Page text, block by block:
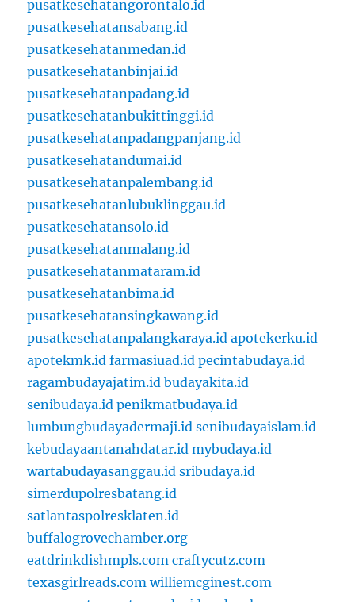
pusatkesehatangorontalo.id
pusatkesehatansabang.id
pusatkesehatanmedan.id
pusatkesehatanbinjai.id
pusatkesehatanpadang.id
pusatkesehatanbukittinggi.id
pusatkesehatanpadangpanjang.id
pusatkesehatandumai.id
pusatkesehatanpalembang.id
pusatkesehatanlubuklinggau.id
pusatkesehatansolo.id
pusatkesehatanmalang.id
pusatkesehatanmataram.id
pusatkesehatanbima.id
pusatkesehatansingkawang.id
pusatkesehatanpalangkaraya.id apotekerku.id
apotekmk.id farmasiuad.id pecintabudaya.id
ragambudayajatim.id budayakita.id
senibudaya.id penikmatbudaya.id
lumbungbudayadermaji.id senibudayaislam.id
kebudayaantanahdatar.id mybudaya.id
wartabudayasanggau.id sribudaya.id
simerdupolresbatang.id
satlantaspolresklaten.id
buffalogrovechamber.org
eatdrinkdishmpls.com craftycutz.com
texasgirlreads.com williemcginest.com